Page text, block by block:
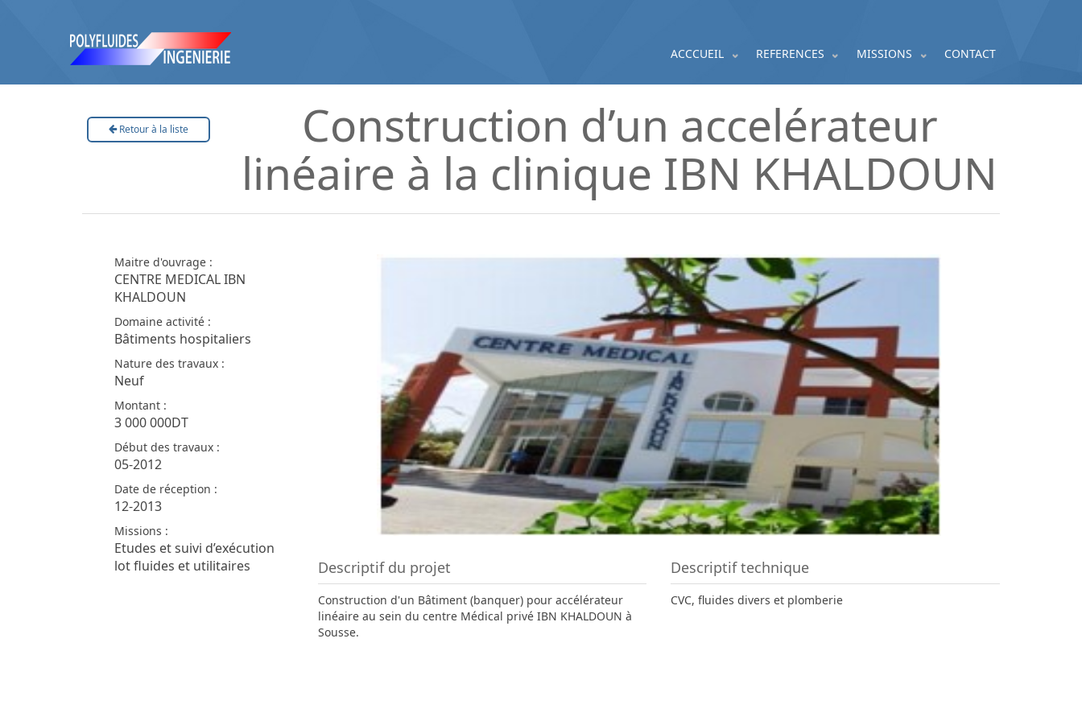
ACCCUEIL REFERENCES MISSIONS CONTACT
Retour à la liste
Construction d’un accelérateur
linéaire à la clinique IBN KHALDOUN
Maitre d'ouvrage :
CENTRE MEDICAL IBN
KHALDOUN
Domaine activité :
Bâtiments hospitaliers
Nature des travaux :
Neuf
Montant :
3 000 000DT
Début des travaux :
05-2012
Date de réception :
12-2013
Missions :
Etudes et suivi d’exécution
lot fluides et utilitaires
Descriptif du projet
Construction d'un Bâtiment (banquer) pour accélérateur
linéaire au sein du centre Médical privé IBN KHALDOUN à
Sousse.
Descriptif technique
CVC, fluides divers et plomberie